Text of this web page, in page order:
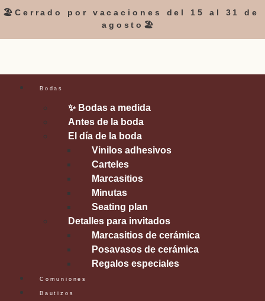
🏖️Cerrado por vacaciones del 15 al 31 de
agosto🏖️
Bodas
✨ Bodas a medida
Antes de la boda
El día de la boda
Vinilos adhesivos
Carteles
Marcasitios
Minutas
Seating plan
Detalles para invitados
Marcasitios de cerámica
Posavasos de cerámica
Regalos especiales
Comuniones
Bautizos